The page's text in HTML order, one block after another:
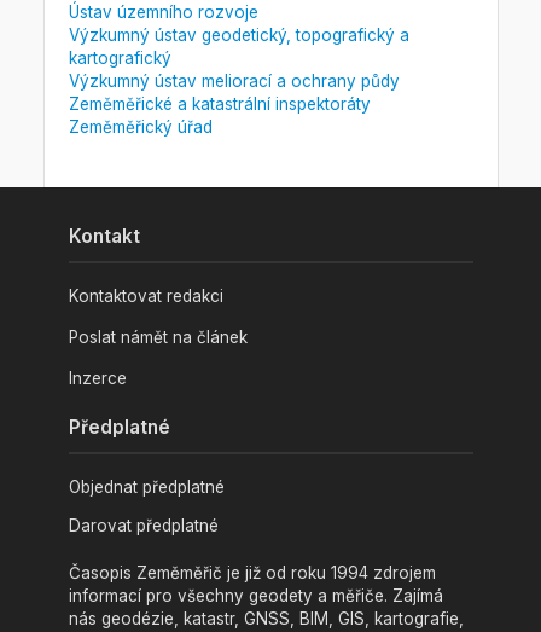
Ústav územního rozvoje
Výzkumný ústav geodetický, topografický a
kartografický
Výzkumný ústav meliorací a ochrany půdy
Zeměměřické a katastrální inspektoráty
Zeměměřický úřad
Kontakt
Kontaktovat redakci
Poslat námět na článek
Inzerce
Předplatné
Objednat předplatné
Darovat předplatné
Časopis Zeměměřič je již od roku 1994 zdrojem
informací pro všechny geodety a měřiče. Zajímá
nás geodézie, katastr, GNSS, BIM, GIS, kartografie,